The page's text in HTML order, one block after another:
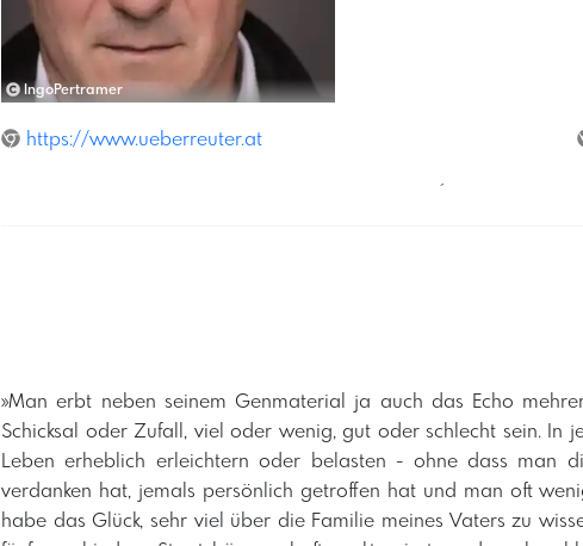
IngoPertramer
https://www.ueberreuter.at
´
»Man erbt neben seinem Genmaterial ja auch das Echo
Schicksal oder Zufall, viel oder wenig, gut oder schlecht sein. In
Leben erheblich erleichtern oder belasten - ohne dass man
verdanken hat, jemals persönlich getroffen hat und man oft
habe das Glück, sehr viel über die Familie meines Vaters zu